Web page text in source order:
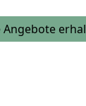
Angebote